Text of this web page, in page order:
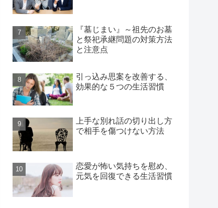
『墓じまい』～祖先のお墓
と祭祀承継問題の対策方法
と注意点
引っ込み思案を改善する、
効果的な５つの生活習慣
上手な別れ話の切り出し方
で相手を傷つけない方法
恋愛が怖い気持ちを慰め、
元気を回復できる生活習慣